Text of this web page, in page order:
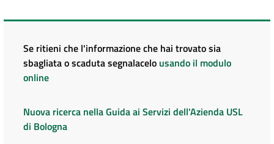
Se ritieni che l'informazione che hai trovato sia
sbagliata o scaduta segnalacelo usando il modulo
online
Nuova ricerca nella Guida ai Servizi dell'Azienda USL
di Bologna